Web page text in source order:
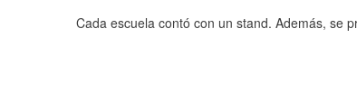
Cada escuela contó con un stand. Además, se